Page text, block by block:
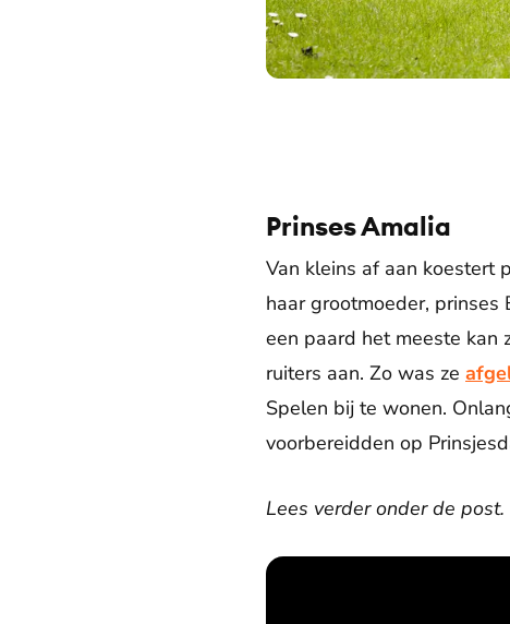
Prinses Amalia
Van kleins af aan koestert
haar grootmoeder,
een paard het meeste kan
ruiters aan. Zo was ze
Spelen bij te wonen.
voorbereidden op
Lees verder onder de post.